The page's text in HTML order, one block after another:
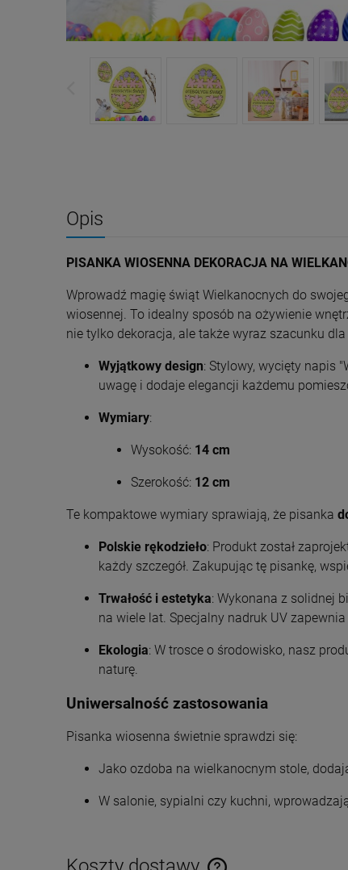
Opis
PISANKA WIOSENNA DEKORACJA NA
Wprowadź magię świąt Wielkanocnych do
wiosennej. To idealny sposób na ożywienie
nie tylko dekoracja, ale także wyraz szacunku
Wyjątkowy design: Stylowy, wycięty napis
uwagę i dodaje elegancji każdemu
Wymiary:
Wysokość: 14 cm
Szerokość: 12 cm
Te kompaktowe wymiary sprawiają, że pisanka
Polskie rękodzieło: Produkt został
każdy szczegół. Zakupując tę pisankę,
Trwałość i estetyka: Wykonana z solidnej
na wiele lat. Specjalny nadruk UV
Ekologia: W trosce o środowisko, nasz
naturę.
Uniwersalność zastosowania
Pisanka wiosenna świetnie sprawdzi się:
Jako ozdoba na wielkanocnym stole,
W salonie, sypialni czy kuchni,